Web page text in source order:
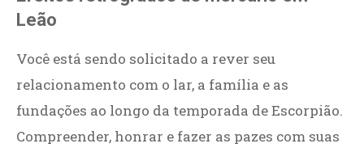
Leão
Você está sendo solicitado a rever seu
relacionamento com o lar, a família e as
fundações ao longo da temporada de Escorpião.
Compreender, honrar e fazer as pazes com suas